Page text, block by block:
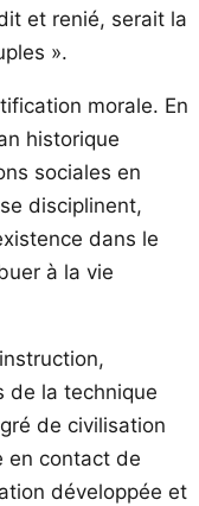
et renié, serait la
».
morale. En
historique
sociales en
disciplinent,
dans le
à la vie
de la technique
de civilisation
en contact de
développée et